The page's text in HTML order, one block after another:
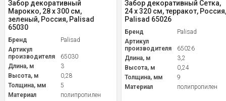
Забор декоративный
Марокко, 28 х 300 см,
зеленый, Россия, Palisad
65030
Бренд
Palisad
Артикул
производителя
65030
Длина, м
3
Высота, м
0,28
Толщина, мм
5
Материал
полипропилен
Забор декоративный Сетка,
24 х 320 см, терракот, Россия,
Palisad 65026
Бренд
Palisad
Артикул
производителя
65026
Длина, м
3,2
Высота, м
0,24
Толщина, мм
9
Материал
полипропилен